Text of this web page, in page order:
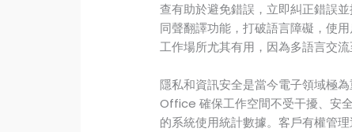
查有助於避免錯誤，立即糾正錯誤
同聲翻譯功能，打破語言障礙，使
工作場所尤其有用，因為多語言交流
隱私和資訊安全是當今電子領域極
Office 確保工作空間不受干擾、安
的系統使用統計數據。客戶有權管